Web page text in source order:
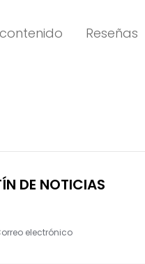
Reseñas
DE NOTICIAS
electrónico